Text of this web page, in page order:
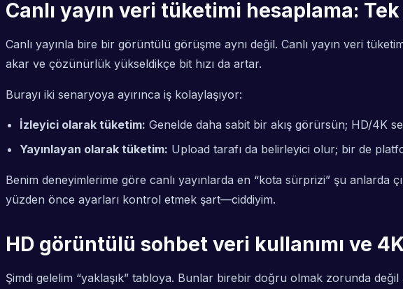
Canlı yayın veri tüketimi hesaplama: Tek
Canlı yayınla bire bir görüntülü görüşme aynı değil. Canlı yayın veri
akar ve çözünürlük yükseldikçe bit hızı da artar.
Burayı iki senaryoya ayırınca iş kolaylaşıyor:
İzleyici olarak tüketim: Genelde daha sabit bir akış görürsün; HD/4K
Yayınlayan olarak tüketim: Upload tarafı da belirleyici olur; bir de
Benim deneyimlerime göre canlı yayınlarda en “kota sürprizi” şu anlarda
yüzden önce ayarları kontrol etmek şart—ciddiyim.
HD görüntülü sohbet veri kullanımı ve
Şimdi gelelim “yaklaşık” tabloya. Bunlar birebir doğru olmak zorunda